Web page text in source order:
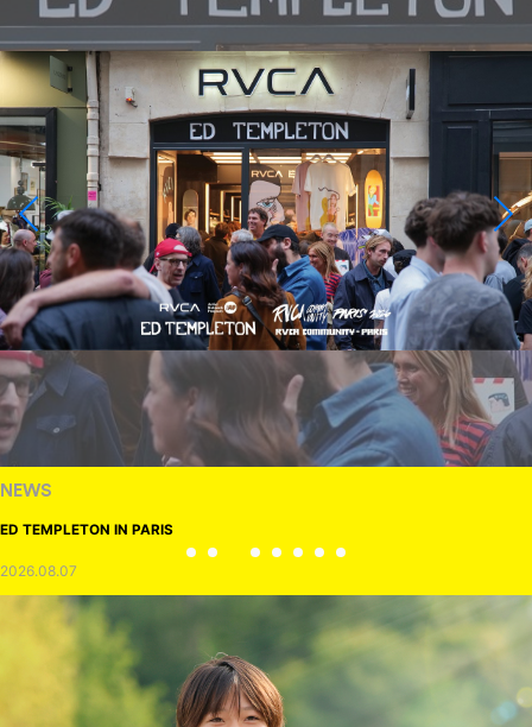
NEWS
ED TEMPLETON IN PARIS
2026.08.07